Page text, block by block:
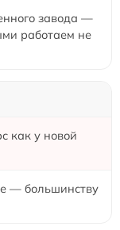
завода —
работаем не
как у новой
— большинству